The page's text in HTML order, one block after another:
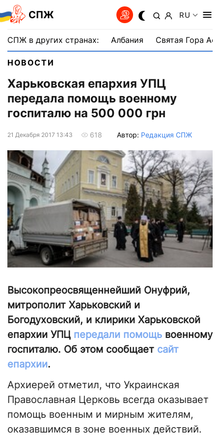
СПЖ RU
СПЖ в других странах: Албания Святая Гора
НОВОСТИ
Харьковская епархия УПЦ
передала помощь военному
госпиталю на 500 000 грн
21 Декабря 2017 13:43 618 Автор: Редакция СПЖ
Высокопреосвященнейший Онуфрий,
митрополит Харьковский и
Богодуховский, и клирики Харьковской
епархии УПЦ передали помощь военному
госпиталю. Об этом сообщает сайт
епархии.
Архиерей отметил, что Украинская
Православная Церковь всегда оказывает
помощь военным и мирным жителям,
оказавшимся в зоне военных действий.